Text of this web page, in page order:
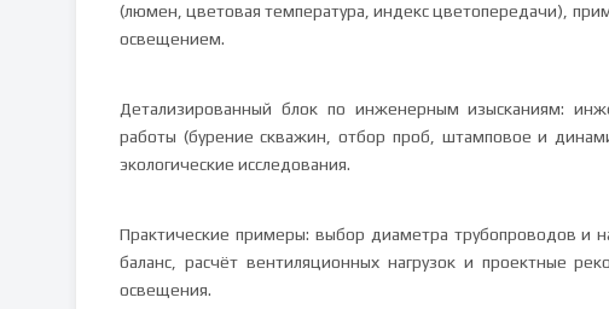
(люмен, цветовая температура, индекс цветопередачи),
освещением.
Детализированный блок по инженерным изысканиям:
работы (бурение скважин, отбор проб, штамповое и
экологические исследования.
Практические примеры: выбор диаметра трубопроводов и
баланс, расчёт вентиляционных нагрузок и проектные
освещения.